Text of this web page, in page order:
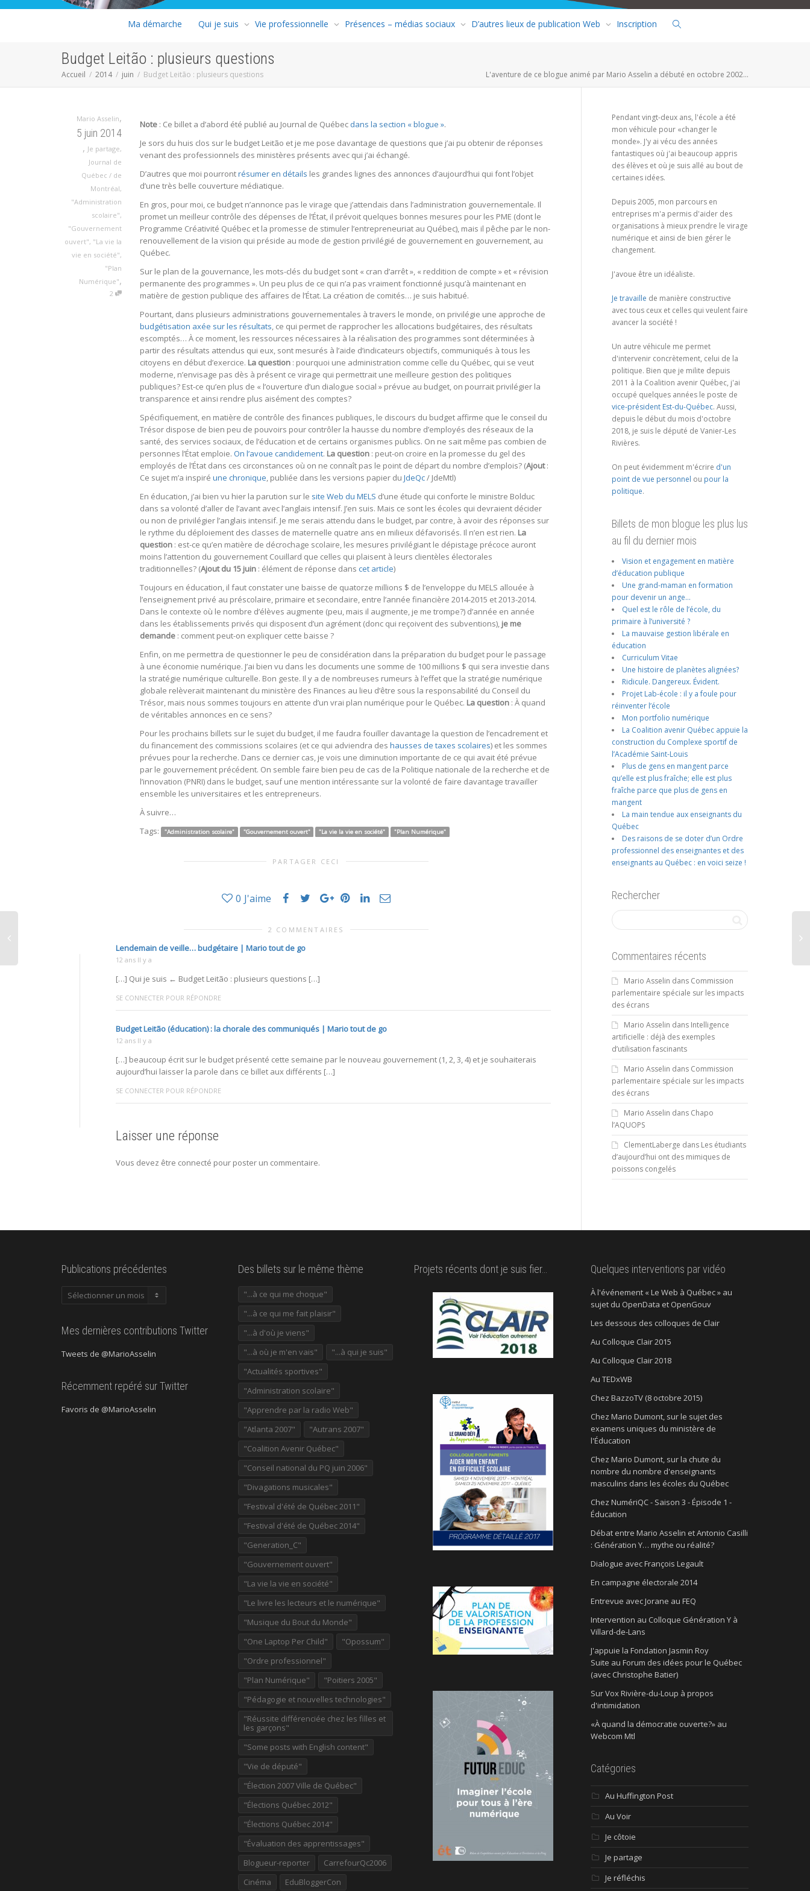
Ma démarche Qui je suis Vie professionnelle Présences – médias sociaux D’autres lieux de publication Web Inscription
Budget Leitão : plusieurs questions
Accueil 2014 juin Budget Leitão : plusieurs questions L'aventure de ce blogue animé par Mario Asselin a débuté en octobre 2002...
Mario Asselin,
5 juin 2014
, Je partage,
Journal de
Québec / de
Montréal,
"Administration
scolaire",
"Gouvernement
ouvert", "La vie la
vie en société",
"Plan
Numérique",
2
Note : Ce billet a d’abord été publié au Journal de Québec dans la section « blogue ».
Je sors du huis clos sur le budget Leitão et je me pose davantage de questions que j’ai pu obtenir de réponses
venant des professionnels des ministères présents avec qui j’ai échangé.
D’autres que moi pourrontrésumer en détails les grandes lignes des annonces d’aujourd’hui qui font l’objet
d’une très belle couverture médiatique.
En gros, pour moi, ce budget n’annonce pas le virage que j’attendais dans l’administration gouvernementale. Il
promet un meilleur contrôle des dépenses de l’État, il prévoit quelques bonnes mesures pour les PME (dont le
Programme Créativité Québec et la promesse de stimuler l’entrepreneuriat au Québec), mais il pêche par le non-
renouvellement de la vision qui préside au mode de gestion privilégié de gouvernement en gouvernement, au
Québec.
Sur le plan de la gouvernance, les mots-clés du budget sont « cran d’arrêt », « reddition de compte » et « révision
permanente des programmes ». Un peu plus de ce qui n’a pas vraiment fonctionné jusqu’à maintenant en
matière de gestion publique des affaires de l’État. La création de comités… je suis habitué.
Pourtant, dans plusieurs administrations gouvernementales à travers le monde, on privilégie une approche de
budgétisation axée sur les résultats, ce qui permet de rapprocher les allocations budgétaires, des résultats
escomptés… À ce moment, les ressources nécessaires à la réalisation des programmes sont déterminées à
partir des résultats attendus qui eux, sont mesurés à l’aide d’indicateurs objectifs, communiqués à tous les
citoyens en début d’exercice. La question : pourquoi une administration comme celle du Québec, qui se veut
moderne, n’envisage pas dès à présent ce virage qui permettrait une meilleure gestion des politiques
publiques? Est-ce qu’en plus de « l’ouverture d’un dialogue social » prévue au budget, on pourrait privilégier la
transparence et ainsi rendre plus aisément des comptes?
Spécifiquement, en matière de contrôle des finances publiques, le discours du budget affirme que le conseil du
Trésor dispose de bien peu de pouvoirs pour contrôler la hausse du nombre d’employés des réseaux de la
santé, des services sociaux, de l’éducation et de certains organismes publics. On ne sait même pas combien de
personnes l’État emploie. On l’avoue candidement. La question : peut-on croire en la promesse du gel des
employés de l’État dans ces circonstances où on ne connaît pas le point de départ du nombre d’emplois? (Ajout:
Ce sujet m’a inspiré une chronique, publiée dans les versions papier du JdeQc/ JdeMtl)
En éducation, j’ai bien vu hier la parution sur le site Web du MELS d’une étude qui conforte le ministre Bolduc
dans sa volonté d’aller de l’avant avec l’anglais intensif. J’en suis. Mais ce sont les écoles qui devraient décider
ou non de privilégier l’anglais intensif. Je me serais attendu dans le budget, par contre, à avoir des réponses sur
le rythme du déploiement des classes de maternelle quatre ans en milieux défavorisés. Il n’en est rien. La
question : est-ce qu’en matière de décrochage scolaire, les mesures privilégiant le dépistage précoce auront
moins l’attention du gouvernement Couillard que celles qui plaisent à leurs clientèles électorales
traditionnelles? (Ajout du 15 juin : élément de réponse dans cet article)
Toujours en éducation, il faut constater une baisse de quatorze millions $ de l’enveloppe du MELS allouée à
l’enseignement privé au préscolaire, primaire et secondaire, entre l’année financière 2014-2015 et 2013-2014.
Dans le contexte où le nombre d’élèves augmente (peu, mais il augmente, je me trompe?) d’année en année
dans les établissements privés qui disposent d’un agrément (donc qui reçoivent des subventions), je me
demande : comment peut-on expliquer cette baisse ?
Enfin, on me permettra de questionner le peu de considération dans la préparation du budget pour le passage
à une économie numérique. J’ai bien vu dans les documents une somme de 100 millions $ qui sera investie dans
la stratégie numérique culturelle. Bon geste. Il y a de nombreuses rumeurs à l’effet que la stratégie numérique
globale relèverait maintenant du ministère des Finances au lieu d’être sous la responsabilité du Conseil du
Trésor, mais nous sommes toujours en attente d’un vrai plan numérique pour le Québec. La question : À quand
de véritables annonces en ce sens?
Pour les prochains billets sur le sujet du budget, il me faudra fouiller davantage la question de l’encadrement et
du financement des commissions scolaires (et ce qui adviendra des hausses de taxes scolaires) et les sommes
prévues pour la recherche. Dans ce dernier cas, je vois une diminution importante de ce qui avait été prévue
par le gouvernement précédent. On semble faire bien peu de cas de la Politique nationale de la recherche et de
l’innovation (PNRI) dans le budget, sauf une mention intéressante sur la volonté de faire davantage travailler
ensemble les universitaires et les entrepreneurs.
À suivre…
Tags:
"Administration scolaire" "Gouvernement ouvert" "La vie la vie en société" "Plan Numérique"
PARTAGER CECI
0 J'aime
2 COMMENTAIRES
Lendemain de veille… budgétaire | Mario tout de go
12 ans Il y a
[…] Qui je suis ← Budget Leitão : plusieurs questions […]
SE CONNECTER POUR RÉPONDRE
Budget Leitão (éducation) : la chorale des communiqués | Mario tout de go
12 ans Il y a
[…] beaucoup écrit sur le budget présenté cette semaine par le nouveau gouvernement (1, 2, 3, 4) et je souhaiterais
aujourd’hui laisser la parole dans ce billet aux différents […]
SE CONNECTER POUR RÉPONDRE
Laisser une réponse
Vous devez être connecté pour poster un commentaire.
Pendant vingt-deux ans, l'école a été
mon véhicule pour «changer le
monde». J'y ai vécu des années
fantastiques où j'ai beaucoup appris
des élèves et où je suis allé au bout de
certaines idées.
Depuis 2005, mon parcours en
entreprises m'a permis d'aider des
organisations à mieux prendre le virage
numérique et ainsi de bien gérer le
changement.
J'avoue être un idéaliste.
Je travaille de manière constructive
avec tous ceux et celles qui veulent faire
avancer la société !
Un autre véhicule me permet
d'intervenir concrètement, celui de la
politique. Bien que je milite depuis
2011 à la Coalition avenir Québec, j'ai
occupé quelques années le poste de
vice-président Est-du-Québec. Aussi,
depuis le début du mois d'octobre
2018, je suis le député de Vanier-Les
Rivières.
On peut évidemment m'écrire d'un
point de vue personnel ou pour la
politique.
Billets de mon blogue les plus lus
au fil du dernier mois
Vision et engagement en matière
d’éducation publique
Une grand-maman en formation
pour devenir un ange…
Quel est le rôle de l’école, du
primaire à l’université ?
La mauvaise gestion libérale en
éducation
Curriculum Vitae
Une histoire de planètes alignées?
Ridicule. Dangereux. Évident.
Projet Lab-école : il y a foule pour
réinventer l’école
Mon portfolio numérique
La Coalition avenir Québec appuie la
construction du Complexe sportif de
l’Académie Saint-Louis
Plus de gens en mangent parce
qu’elle est plus fraîche; elle est plus
fraîche parce que plus de gens en
mangent
La main tendue aux enseignants du
Québec
Des raisons de se doter d’un Ordre
professionnel des enseignantes et des
enseignants au Québec : en voici seize !
Rechercher
Commentaires récents
Mario Asselin dans Commission
parlementaire spéciale sur les impacts
des écrans
Mario Asselin dans Intelligence
artificielle : déjà des exemples
d’utilisation fascinants
Mario Asselin dans Commission
parlementaire spéciale sur les impacts
des écrans
Mario Asselin dans Chapo
l’AQUOPS
ClementLaberge dans Les étudiants
d’aujourd’hui ont des mimiques de
poissons congelés
Publications précédentes
Publications
Mes dernières contributions Twitter
Tweets de @MarioAsselin
Récemment repéré sur Twitter
Favoris de @MarioAsselin
Des billets sur le même thème
"...à ce qui me choque"
"...à ce qui me fait plaisir"
"...à d'où je viens"
"...à où je m'en vais"
"...à qui je suis"
"Actualités sportives"
"Administration scolaire"
"Apprendre par la radio Web"
"Atlanta 2007"
"Autrans 2007"
"Coalition Avenir Québec"
"Conseil national du PQ juin 2006"
"Divagations musicales"
"Festival d'été de Québec 2011"
"Festival d'été de Québec 2014"
"Generation_C"
"Gouvernement ouvert"
"La vie la vie en société"
"Le livre les lecteurs et le numérique"
"Musique du Bout du Monde"
"One Laptop Per Child"
"Opossum"
"Ordre professionnel"
"Plan Numérique"
"Poitiers 2005"
"Pédagogie et nouvelles technologies"
"Réussite différenciée chez les filles et
les garçons"
"Some posts with English content"
"Vie de député"
"Élection 2007 Ville de Québec"
"Élections Québec 2012"
"Élections Québec 2014"
"Évaluation des apprentissages"
Blogueur-reporter
CarrefourQc2006
Cinéma
EduBloggerCon
Projets récents dont je suis fier… Quelques interventions par vidéo
À l'événement « Le Web à Québec » au
sujet du OpenData et OpenGouv
Les dessous des colloques de Clair
Au Colloque Clair 2015
Au Colloque Clair 2018
Au TEDxWB
Chez BazzoTV (8 octobre 2015)
Chez Mario Dumont, sur le sujet des
examens uniques du ministère de
l'Éducation
Chez Mario Dumont, sur la chute du
nombre du nombre d'enseignants
masculins dans les écoles du Québec
Chez NumériQC - Saison 3 - Épisode 1 -
Éducation
Débat entre Mario Asselin et Antonio Casilli
: Génération Y… mythe ou réalité?
Dialogue avec François Legault
En campagne électorale 2014
Entrevue avec Jorane au FEQ
Intervention au Colloque Génération Y à
Villard-de-Lans
J'appuie la Fondation Jasmin Roy
Suite au Forum des idées pour le Québec
(avec Christophe Batier)
Sur Vox Rivière-du-Loup à propos
d'intimidation
«À quand la démocratie ouverte?» au
Webcom Mtl
Catégories
Au Huffington Post
Au Voir
Je côtoie
Je partage
Je réfléchis